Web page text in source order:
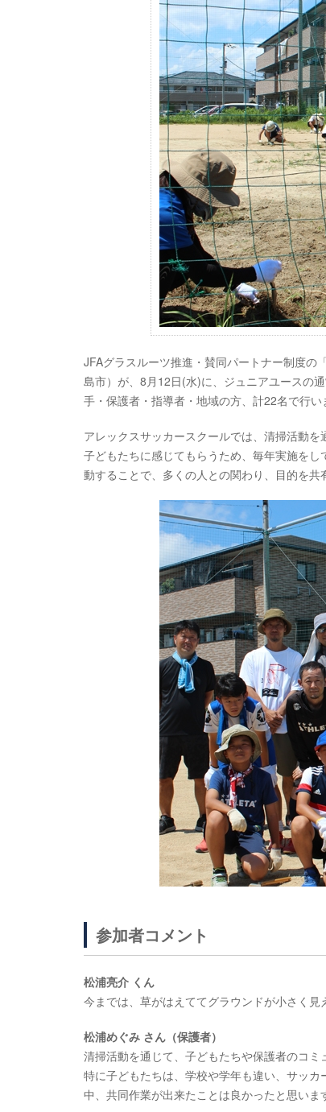
JFAグラスルーツ推進・賛同パートナー制度の
島市）が、8月12日(水)に、ジュニアユースの
手・保護者・指導者・地域の方、計22名で行い
アレックスサッカースクールでは、清掃活動
子どもたちに感じてもらうため、毎年実施を
動することで、多くの人との関わり、目的を共
参加者コメント
松浦亮介 くん
今までは、草がはえててグラウンドが小さく見
松浦めぐみ さん（保護者）
清掃活動を通じて、子どもたちや保護者のコミ
特に子どもたちは、学校や学年も違い、サッ
中、共同作業が出来たことは良かったと思いま